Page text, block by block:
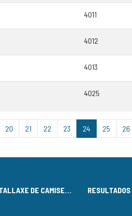
4011
4012
4013
4025
20 21 22 23 24 25 26
TALLAXE DE CAMISETAS RESULTADOS